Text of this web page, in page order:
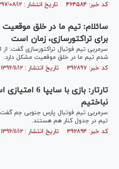
کد خبر: ۴۶۴۵۸۴ تاریخ انتشار : ۱۳۹۷/۰۸/۱۲
سائلام: تیم ما در خلق موقعیت
برای تراکتورسازی، زمان است
سرمربی تیم فوتبال تراکتورسازی گفت: از
شدم تیم ما در خلق موقعیت مشکل دارد.
کد خبر: ۳۹۲۸۹۷ تاریخ انتشار : ۱۳۹۶/۱۱/۱۲
تارتار: بازی
نباختیم
تیم در جدول کنار هم هستند.
کد خبر: ۳۹۲۸۹۴ تاریخ انتشار : ۱۳۹۶/۱۱/۱۲